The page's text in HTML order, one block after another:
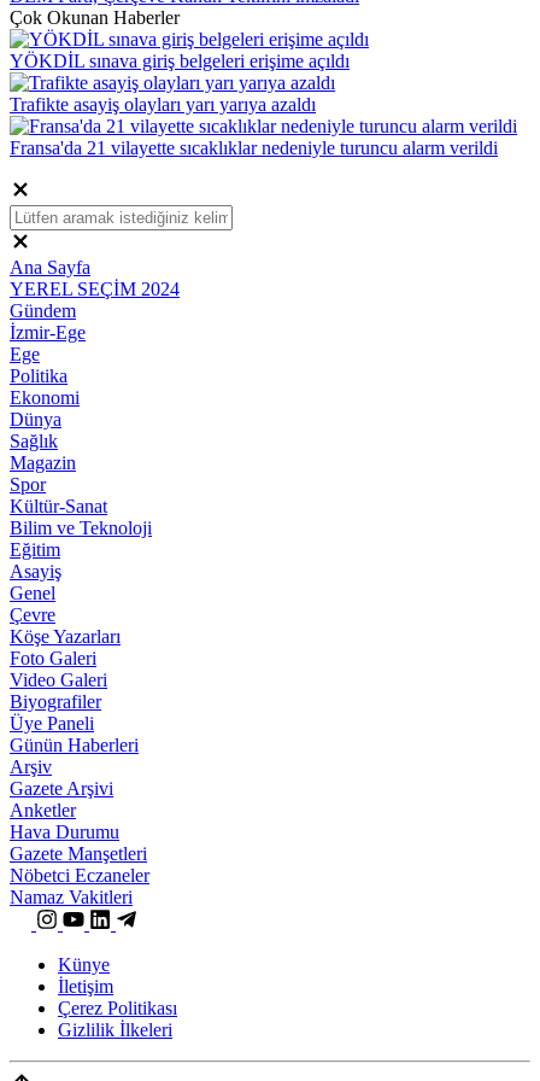
Çok Okunan Haberler
YÖKDİL sınava giriş belgeleri erişime açıldı
Trafikte asayiş olayları yarı yarıya azaldı
Fransa'da 21 vilayette sıcaklıklar nedeniyle turuncu alarm verildi
Ana Sayfa
YEREL SEÇİM 2024
Gündem
İzmir-Ege
Ege
Politika
Ekonomi
Dünya
Sağlık
Magazin
Spor
Kültür-Sanat
Bilim ve Teknoloji
Eğitim
Asayiş
Genel
Çevre
Köşe Yazarları
Foto Galeri
Video Galeri
Biyografiler
Üye Paneli
Günün Haberleri
Arşiv
Gazete Arşivi
Anketler
Hava Durumu
Gazete Manşetleri
Nöbetci Eczaneler
Namaz Vakitleri
Künye
İletişim
Çerez Politikası
Gizlilik İlkeleri